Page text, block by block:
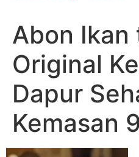
Abon Ikan
Original
Dapur
Kemasan